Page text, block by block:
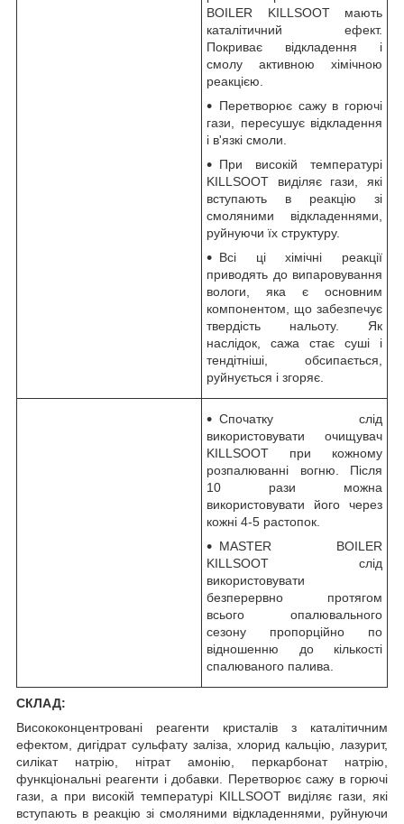
BOILER KILLSOOT мають
каталітичний ефект.
Покриває відкладення і
смолу активною хімічною
реакцією.
Перетворює сажу в горючі
гази, пересушує відкладення
і в'язкі смоли.
При високій температурі
KILLSOOT виділяє гази, які
вступають в реакцію зі
смоляними відкладеннями,
руйнуючи їх структуру.
Всі ці хімічні реакції
приводять до випаровування
вологи, яка є основним
компонентом, що забезпечує
твердість нальоту. Як
наслідок, сажа стає суші і
тендітніші, обсипається,
руйнується і згоряє.
Спочатку слід
використовувати очищувач
KILLSOOT при кожному
розпалюванні вогню. Після
10 рази можна
використовувати його через
кожні 4-5 растопок.
MASTER BOILER
KILLSOOT слід
використовувати
безперервно протягом
всього опалювального
сезону пропорційно по
відношенню до кількості
спалюваного палива.
СКЛАД:
Висококонцентровані реагенти кристалів з каталітичним
ефектом, дигідрат сульфату заліза, хлорид кальцію, лазурит,
силікат натрію, нітрат амонію, перкарбонат натрію,
функціональні реагенти і добавки. Перетворює сажу в горючі
гази, а при високій температурі KILLSOOT виділяє гази, які
вступають в реакцію зі смоляними відкладеннями, руйнуючи